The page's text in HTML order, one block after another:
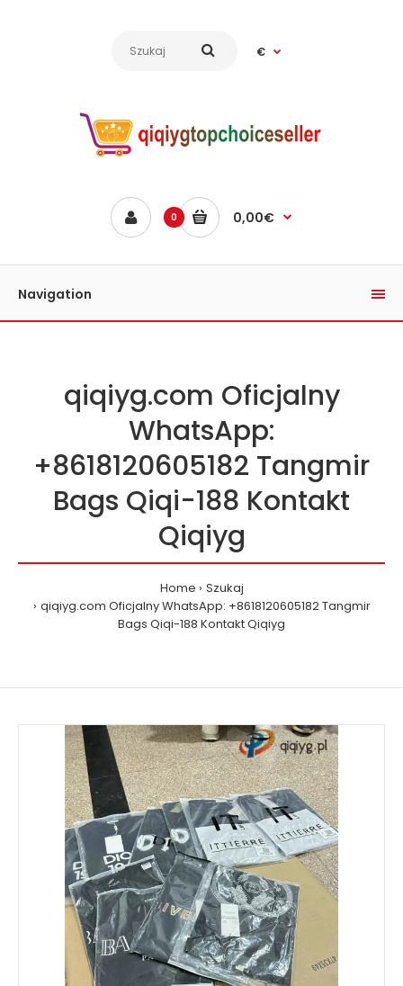
€
0 0,00€
Navigation
qiqiyg.com Oficjalny
WhatsApp:
+8618120605182 Tangmir
Bags Qiqi-188 Kontakt
Qiqiyg
Home
Szukaj
qiqiyg.com Oficjalny WhatsApp: +8618120605182 Tangmir
Bags Qiqi-188 Kontakt Qiqiyg